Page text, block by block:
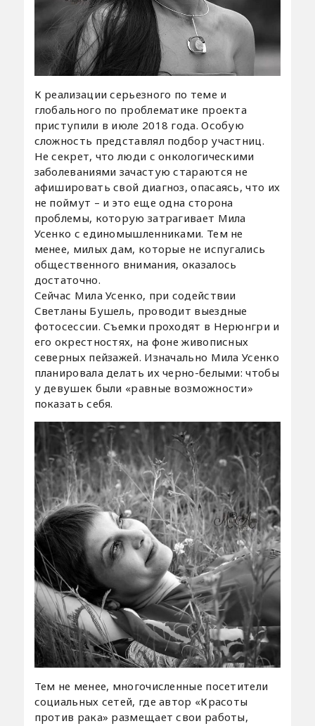
К реализации серьезного по теме и
глобального по проблематике проекта
приступили в июле 2018 года. Особую
сложность представлял подбор участниц.
Не секрет, что люди с онкологическими
заболеваниями зачастую стараются не
афишировать свой диагноз, опасаясь, что их
не поймут – и это еще одна сторона
проблемы, которую затрагивает Мила
Усенко с единомышленниками. Тем не
менее, милых дам, которые не испугались
общественного внимания, оказалось
достаточно.
Сейчас Мила Усенко, при содействии
Светланы Бушель, проводит выездные
фотосессии. Съемки проходят в Нерюнгри и
его окрестностях, на фоне живописных
северных пейзажей. Изначально Мила Усенко
планировала делать их черно-белыми: чтобы
у девушек были «равные возможности»
показать себя.
Тем не менее, многочисленные посетители
социальных сетей, где автор «Красоты
против рака» размещает свои работы,